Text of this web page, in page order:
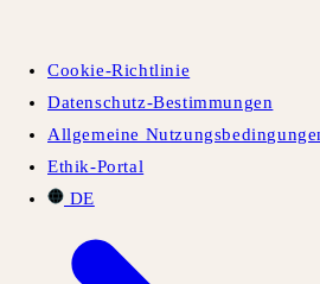
Cookie-Richtlinie
Datenschutz-Bestimmungen
Allgemeine
Ethik-Portal
DE